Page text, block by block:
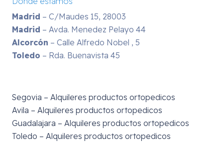
Madrid – C/Maudes 15, 28003
Madrid – Avda. Menedez Pelayo 44
Alcorcón – Calle Alfredo Nobel , 5
Toledo – Rda. Buenavista 45
Segovia – Alquileres productos ortopedicos
Avila – Alquileres productos ortopedicos
Guadalajara – Alquileres productos ortopedicos
Toledo – Alquileres productos ortopedicos